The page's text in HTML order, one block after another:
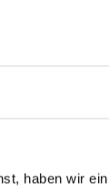
haben wir